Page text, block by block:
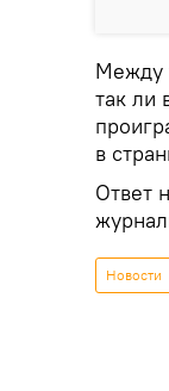
Между
так ли
в
Ответ
Новости